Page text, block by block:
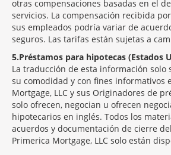
otras compensaciones basadas en el
servicios. La compensación recibida
sus empleados podría variar de
seguros. Las tarifas están sujetas a
5 Préstamos para hipotecas (Estados
La traducción de esta información solo
su comodidad y con fines informativos
Mortgage, LLC y sus Originadores de
solo ofrecen, negocian u ofrecen
hipotecarios en inglés. Todos los
acuerdos y documentación de cierre
Primerica Mortgage, LLC solo están